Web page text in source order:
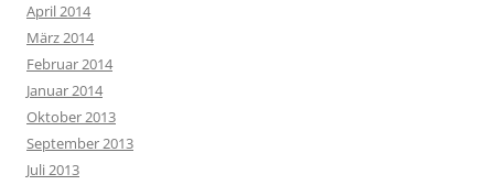
April 2014
März 2014
Februar 2014
Januar 2014
Oktober 2013
September 2013
Juli 2013